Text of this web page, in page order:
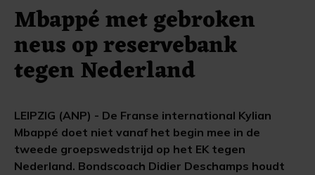
Mbappé met gebroken
neus op reservebank
tegen Nederland
LEIPZIG (ANP) - De Franse international Kylian
Mbappé doet niet vanaf het begin mee in de
tweede groepswedstrijd op het EK tegen
Nederland. Bondscoach Didier Deschamps houdt